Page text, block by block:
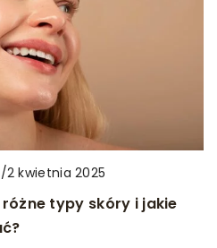
/6 grudnia 2025
redaktora do
/2 kwietnia 2025
typy skóry i jakie
w ciąży
ją niemal bezobjawowo,